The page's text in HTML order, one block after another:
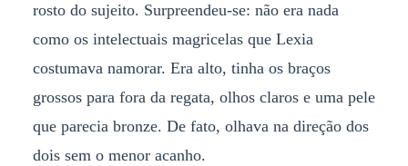
rosto do sujeito. Surpreendeu-se: não era nada
como os intelectuais magricelas que Lexia
costumava namorar. Era alto, tinha os braços
grossos para fora da regata, olhos claros e uma pele
que parecia bronze. De fato, olhava na direção dos
dois sem o menor acanho.